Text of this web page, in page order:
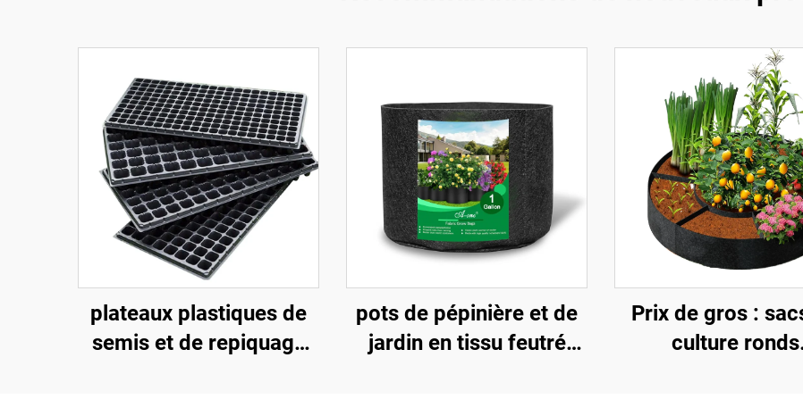
plateaux plastiques de
semis et de repiquage
pots de pépinière et de
jardin en tissu feutré
Prix de gros :
culture ronds